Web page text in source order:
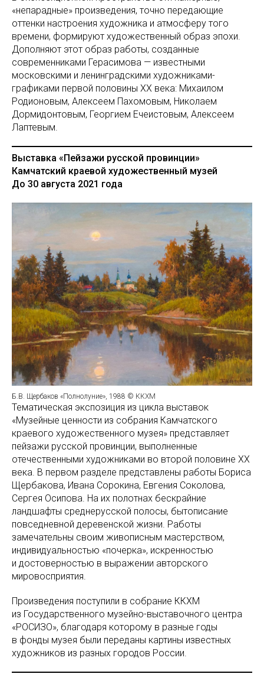
«непарадные» произведения, точно передающие
оттенки настроения художника и атмосферу того
времени, формируют художественный образ эпохи.
Дополняют этот образ работы, созданные
современниками Герасимова — известными
московскими и ленинградскими художниками-
графиками первой половины ХХ века: Михаилом
Родионовым, Алексеем Пахомовым, Николаем
Дормидонтовым, Георгием Ечеистовым, Алексеем
Лаптевым.
Выставка «Пейзажи русской провинции»
Камчатский краевой художественный музей
До 30 августа 2021 года
Б.В. Щербаков «Полнолуние», 1988 © ККХМ
Тематическая экспозиция из цикла выставок
«Музейные ценности из собрания Камчатского
краевого художественного музея» представляет
пейзажи русской провинции, выполненные
отечественными художниками во второй половине ХХ
века. В первом разделе представлены работы Бориса
Щербакова, Ивана Сорокина, Евгения Соколова,
Сергея Осипова. На их полотнах бескрайние
ландшафты среднерусской полосы, бытописание
повседневной деревенской жизни. Работы
замечательны своим живописным мастерством,
индивидуальностью «почерка», искренностью
и достоверностью в выражении авторского
мировосприятия.
Произведения поступили в собрание ККХМ
из Государственного музейно-выставочного центра
«РОСИЗО», благодаря которому в разные годы
в фонды музея были переданы картины известных
художников из разных городов России.